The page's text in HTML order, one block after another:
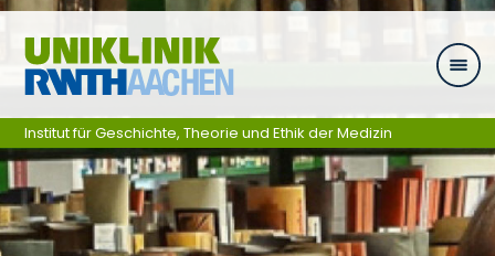
Skip navigation
Institut für Geschichte, Theorie und Ethik der Medizin